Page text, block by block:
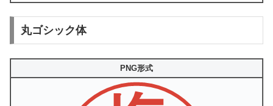
丸ゴシック体
PNG形式